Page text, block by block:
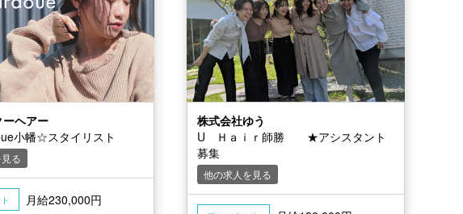
ヘアー
小幡☆スタイリスト
る
月給230,000円
株式会社ゆう
U Ｈａｉｒ師勝 ★アシスタント
募集
他の求人を見る